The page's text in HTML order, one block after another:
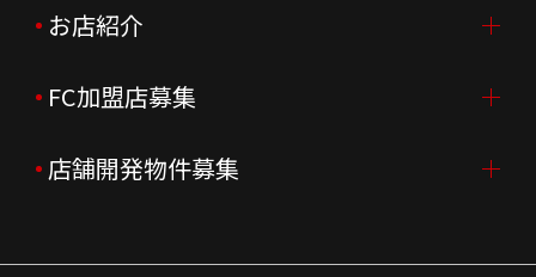
会社概要
会社沿革
企業理念
ニュースリリース
月次売上
決算資料
採用情報TOP
新卒採用
中途採用
お店紹介
店舗を探す・予約する
よくあるご質問
FC加盟店募集
FC加盟店募集TOP
店舗開発物件募集